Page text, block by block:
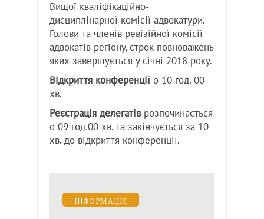
Вищої кваліфікаційно-
дисциплінарної комісії адвокатури.
Голови та членів ревізійної комісії
адвокатів регіону, строк повноважень
яких завершується у січні 2018 року.
Відкриття конференції о 10 год. 00
хв.
Реєстрація делегатіврозпочинається
о 09 год.00 хв. та закінчується за 10
хв. до відкриття конференції.
ІНФОРМАЦІЯ